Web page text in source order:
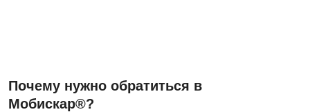
Почему нужно обратиться в
Мобискар®?